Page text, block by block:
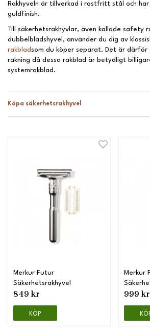
Köpa säkerhetsrakhyvel
Rakhyveln är tillverkad i rostfritt stål och har
guldfinish.
Till säkerhetsrakhyvlar, även kallade safety
dubbelbladshyvel, använder du dig av
rakbladsom du köper separat. Det är därför
rakning då dessa rakblad är betydligt
systemrakblad.
Merkur Futur
Säkerhetsrakhyvel
849 kr
KÖP
Merkur
999 kr